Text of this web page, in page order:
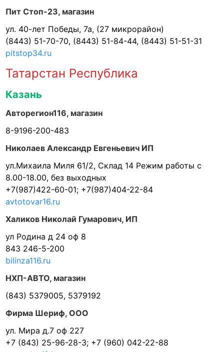
Пит Стоп-23, магазин
ул. 40-лет Победы, 7а, (27 микрорайон)
(8443) 51-70-70, (8443) 51-84-44, (8443) 51-51-31
pitstop34.ru
Татарстан Республика
Казань
Авторегион116, магазин
8-9196-200-483
Николаев Александр Евгеньевич ИП
ул.Михаила Миля 61/2, Склад 14 Режим работы с
8.00-18.00, без выходных
+7(987)422-60-01; +7(987)404-22-84
avtotovar16.ru
Халиков Николай Гумарович, ИП
ул Родина д 24 оф 8
843 246-5-200
bilinza116.ru
НХП-АВТО, магазин
(843) 5379005, 5379192
Фирма Шериф, ООО
ул. Мира д.7 оф 227
+7 (843) 25-96-28-3; +7 (960) 042-22-88